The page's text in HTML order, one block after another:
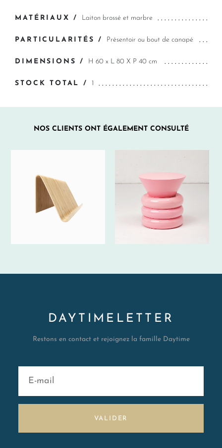
MATÉRIAUX / Laiton brossé et marbre
PARTICULARITÉS / Présentoir ou bout de canapé
DIMENSIONS / H 60 x L 80 X P 40 cm
STOCK TOTAL / 1
NOS CLIENTS ONT ÉGALEMENT CONSULTÉ
DAYTIMELETTER
Restons en contact et rejoignez la famille Daytime
VALIDER